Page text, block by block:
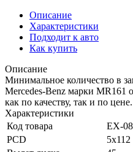
Описание
Характеристики
Подходит к авто
Как купить
Описание
Минимальное количество в
Mercedes-Benz марки MR161
как по качеству, так и по цене.
Характеристики
Код товара
EX-
PCD
5x112